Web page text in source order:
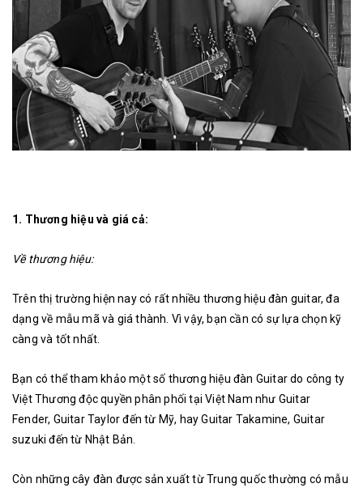
1. Thương hiệu và giá cả:
Về thương hiệu:
Trên thị trường hiện nay có rất nhiều thương hiệu đàn guitar, đa
dạng về mẫu mã và giá thành. Vì vậy, bạn cần có sự lựa chọn kỹ
càng và tốt nhất.
Bạn có thể tham khảo một số thương hiệu đàn Guitar do công ty
Việt Thương độc quyền phân phối tại Việt Nam như Guitar
Fender, Guitar Taylor đến từ Mỹ, hay Guitar Takamine, Guitar
suzuki đến từ Nhật Bản.
Còn những cây đàn được sản xuất từ Trung quốc thường có mẫu